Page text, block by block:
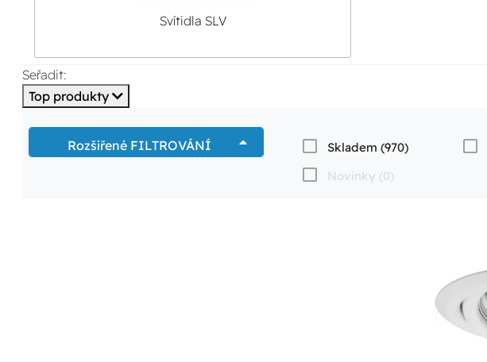
Svítidla SLV
Seřadit:
Top produkty
Rozšířené FILTROVÁNÍ Skladem (970)
Novinky (0)